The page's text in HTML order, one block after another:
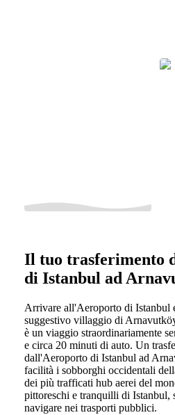
Il tuo trasferimento
di Istanbul ad
Arrivare all'Aeroporto di Istanbul
suggestivo villaggio di
è un viaggio straordinariamente
e circa 20 minuti di auto. Un
dall'Aeroporto di Istanbul ad
facilità i sobborghi occidentali
dei più trafficati hub aerei del
pittoreschi e tranquilli di Istanbul,
navigare nei trasporti pubblici.